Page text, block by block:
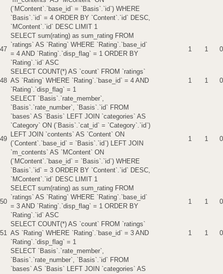
(`MContent`.`base_id` = `Basis`.`id`) WHERE
`Basis`.`id` = 4 ORDER BY `Content`.`id` DESC,
`MContent`.`id` DESC LIMIT 1
47
SELECT sum(rating) as sum_rating FROM
`ratings` AS `Rating` WHERE `Rating`.`base_id`
= 4 AND `Rating`.`disp_flag` = 1 ORDER BY
`Rating`.`id` ASC
1 1 0
48
SELECT COUNT(*) AS `count` FROM `ratings`
AS `Rating` WHERE `Rating`.`base_id` = 4 AND
`Rating`.`disp_flag` = 1
1 1 0
49
SELECT `Basis`.`rate_member`,
`Basis`.`rate_number`, `Basis`.`id` FROM
`bases` AS `Basis` LEFT JOIN `categories` AS
`Category` ON (`Basis`.`cat_id` = `Category`.`id`)
LEFT JOIN `contents` AS `Content` ON
(`Content`.`base_id` = `Basis`.`id`) LEFT JOIN
`m_contents` AS `MContent` ON
(`MContent`.`base_id` = `Basis`.`id`) WHERE
`Basis`.`id` = 3 ORDER BY `Content`.`id` DESC,
`MContent`.`id` DESC LIMIT 1
1 1 0
50
SELECT sum(rating) as sum_rating FROM
`ratings` AS `Rating` WHERE `Rating`.`base_id`
= 3 AND `Rating`.`disp_flag` = 1 ORDER BY
`Rating`.`id` ASC
1 1 0
51
SELECT COUNT(*) AS `count` FROM `ratings`
AS `Rating` WHERE `Rating`.`base_id` = 3 AND
`Rating`.`disp_flag` = 1
1 1 0
SELECT `Basis`.`rate_member`,
`Basis`.`rate_number`, `Basis`.`id` FROM
`bases` AS `Basis` LEFT JOIN `categories` AS